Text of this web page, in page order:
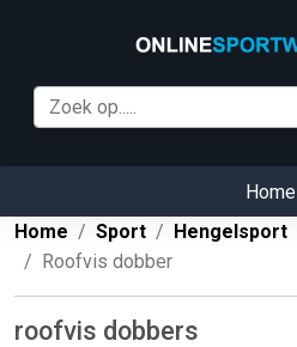
Home
Home
Sport Hengelsport
Roofvis dobber
roofvis dobbers